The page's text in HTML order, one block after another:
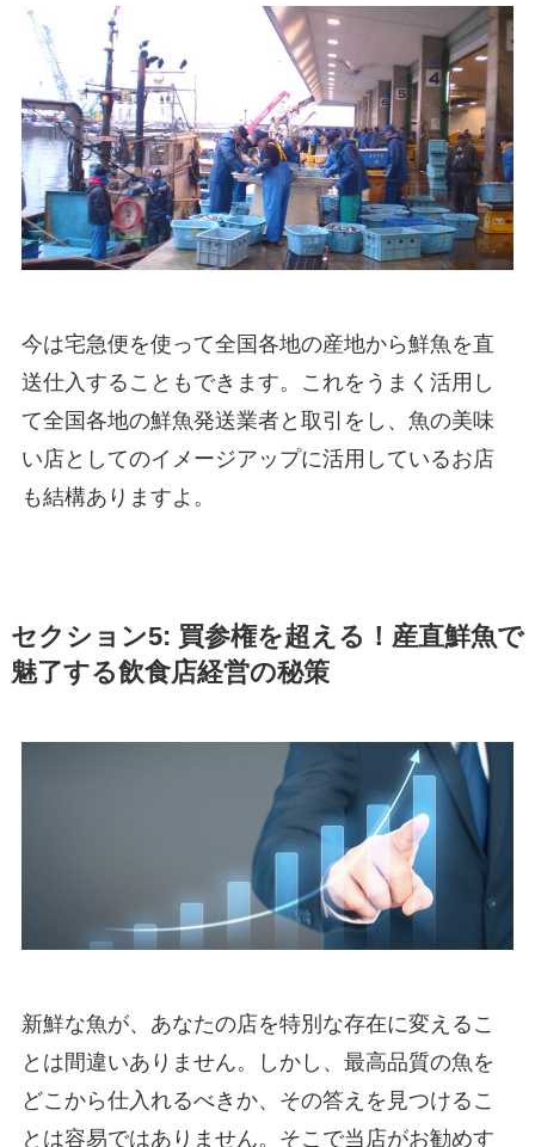
今は宅急便を使って全国各地の産地から鮮魚を直
送仕入することもできます。これをうまく活用し
て全国各地の鮮魚発送業者と取引をし、魚の美味
い店としてのイメージアップに活用しているお店
も結構ありますよ。
セクション5: 買参権を超える！産直鮮魚で
魅了する飲食店経営の秘策
新鮮な魚が、あなたの店を特別な存在に変えるこ
とは間違いありません。しかし、最高品質の魚を
どこから仕入れるべきか、その答えを見つけるこ
とは容易ではありません。そこで当店がお勧めす